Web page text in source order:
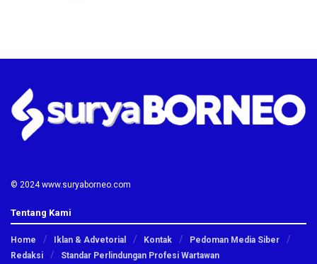
© 2024 www.suryaborneo.com
Tentang Kami
Home Iklan & Advetorial Kontak
Pedoman Media Siber
Redaksi
Standar Perlindungan Profesi Wartawan